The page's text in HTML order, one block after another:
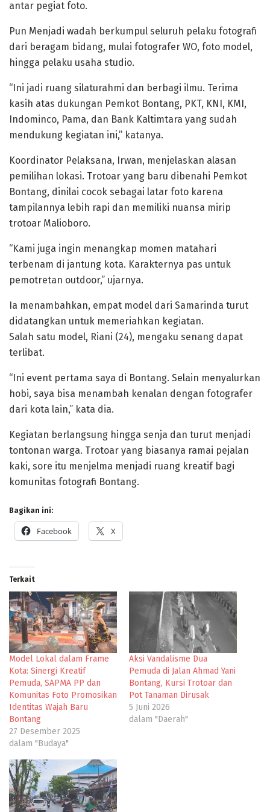
antar pegiat foto.
Pun Menjadi wadah berkumpul seluruh pelaku fotografi
dari beragam bidang, mulai fotografer WO, foto model,
hingga pelaku usaha studio.
“Ini jadi ruang silaturahmi dan berbagi ilmu. Terima
kasih atas dukungan Pemkot Bontang, PKT, KNI, KMI,
Indominco, Pama, dan Bank Kaltimtara yang sudah
mendukung kegiatan ini,” katanya.
Koordinator Pelaksana, Irwan, menjelaskan alasan
pemilihan lokasi. Trotoar yang baru dibenahi Pemkot
Bontang, dinilai cocok sebagai latar foto karena
tampilannya lebih rapi dan memiliki nuansa mirip
trotoar Malioboro.
“Kami juga ingin menangkap momen matahari
terbenam di jantung kota. Karakternya pas untuk
pemotretan outdoor,” ujarnya.
Ia menambahkan, empat model dari Samarinda turut
didatangkan untuk memeriahkan kegiatan.
Salah satu model, Riani (24), mengaku senang dapat
terlibat.
“Ini event pertama saya di Bontang. Selain menyalurkan
hobi, saya bisa menambah kenalan dengan fotografer
dari kota lain,” kata dia.
Kegiatan berlangsung hingga senja dan turut menjadi
tontonan warga. Trotoar yang biasanya ramai pejalan
kaki, sore itu menjelma menjadi ruang kreatif bagi
komunitas fotografi Bontang.
Bagikan ini:
Facebook X
Terkait
Model Lokal dalam Frame
Kota: Sinergi Kreatif
Pemuda, SAPMA PP dan
Komunitas Foto Promosikan
Identitas Wajah Baru
Bontang
27 Desember 2025
dalam "Budaya"
Aksi Vandalisme Dua
Pemuda di Jalan Ahmad Yani
Bontang, Kursi Trotoar dan
Pot Tanaman Dirusak
5 Juni 2026
dalam "Daerah"